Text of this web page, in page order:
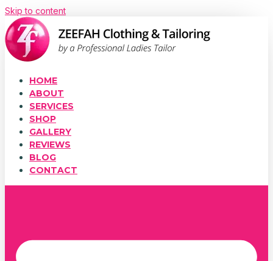
Skip to content
HOME
ABOUT
SERVICES
SHOP
GALLERY
REVIEWS
BLOG
CONTACT